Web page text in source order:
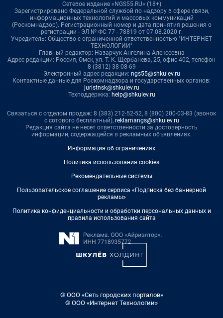
Сетевое издание «NGS55.RU» (18+)
Зарегистрировано Федеральной службой по надзору в сфере связи,
информационных технологий и массовых коммуникаций
(Роскомнадзор). Регистрационный номер и дата принятия решения о
регистрации - ЭЛ № ФС 77 - 78819 от 07.08.2020 г.
Учредитель: Общество с ограниченной ответственностью "ИНТЕРНЕТ
ТЕХНОЛОГИИ"
Главный редактор: Назарчук Ангелина Алексеевна
Адрес редакции: Россия, Омск, ул. Т. К. Щербанева, 25, офис 402, телефон
8 (3812) 38-08-69
Электронный адрес редакции: ngs55@shkulev.ru
Контактные данные для Роскомнадзора и государственных органов:
juristnsk@shkulev.ru
Техподдержка: help@shkulev.ru
Связаться с отделом продаж: 8 (383) 212-52-52, 8 (800) 200-03-83 (звонок
с сотового бесплатный), reklamangs@shkulev.ru
Редакция сайта не несет ответственности за достоверность
информации, содержащейся в рекламных объявлениях.
Информация об ограничениях
Политика использования cookies
Рекомендательные системы
Пользовательское соглашение сервиса «Подписка без баннерной
рекламы»
Политика конфиденциальности и обработки персональных данных и
правила использования сайта
© ООО «Сеть городских порталов»
© ООО «Интернет Технологии»